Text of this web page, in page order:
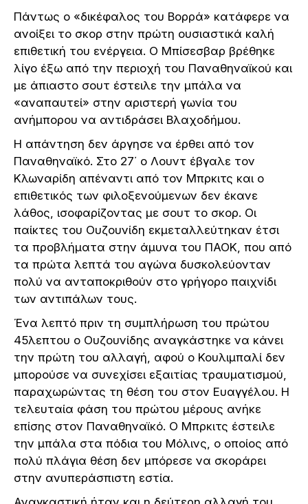
Πάντως ο «δικέφαλος του Βορρά» κατάφερε να
ανοίξει το σκορ στην πρώτη ουσιαστικά καλή
επιθετική του ενέργεια. Ο Μπίσεσβαρ βρέθηκε
λίγο έξω από την περιοχή του Παναθηναϊκού και
με άπιαστο σουτ έστειλε την μπάλα να
«αναπαυτεί» στην αριστερή γωνία του
ανήμπορου να αντιδράσει Βλαχοδήμου.
Η απάντηση δεν άργησε να έρθει από τον
Παναθηναϊκό. Στο 27΄ ο Λουντ έβγαλε τον
Κλωναρίδη απέναντι από τον Μπρκιτς και ο
επιθετικός των φιλοξενούμενων δεν έκανε
λάθος, ισοφαρίζοντας με σουτ το σκορ. Οι
παίκτες του Ουζουνίδη εκμεταλλεύτηκαν έτσι
τα προβλήματα στην άμυνα του ΠΑΟΚ, που από
τα πρώτα λεπτά του αγώνα δυσκολεύονταν
πολύ να ανταποκριθούν στο γρήγορο παιχνίδι
των αντιπάλων τους.
Ένα λεπτό πριν τη συμπλήρωση του πρώτου
45λεπτου ο Ουζουνίδης αναγκάστηκε να κάνει
την πρώτη του αλλαγή, αφού ο Κουλιμπαλί δεν
μπορούσε να συνεχίσει εξαιτίας τραυματισμού,
παραχωρώντας τη θέση του στον Ευαγγέλου. Η
τελευταία φάση του πρώτου μέρους ανήκε
επίσης στον Παναθηναϊκό. Ο Μπρκιτς έστειλε
την μπάλα στα πόδια του Μόλινς, ο οποίος από
πολύ πλάγια θέση δεν μπόρεσε να σκοράρει
στην ανυπεράσπιστη εστία.